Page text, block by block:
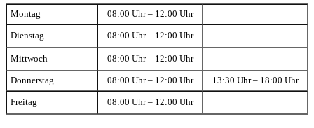
Montag 08:00 Uhr – 12:00 Uhr
Dienstag 08:00 Uhr – 12:00 Uhr
Mittwoch 08:00 Uhr – 12:00 Uhr
Donnerstag 08:00 Uhr – 12:00 Uhr 13:30 Uhr – 18:00 Uhr
Freitag 08:00 Uhr – 12:00 Uhr